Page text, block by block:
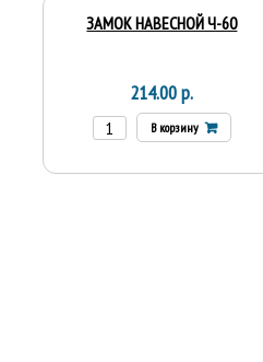
ЗАМОК НАВЕСНОЙ Ч-60
214.00 р.
В корзину